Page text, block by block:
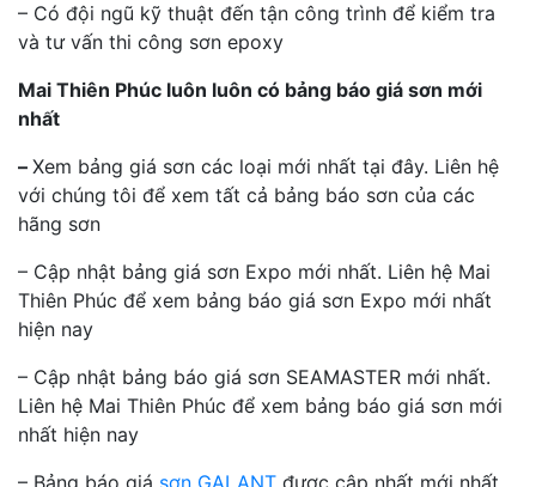
– Có đội ngũ kỹ thuật đến tận công trình để kiểm tra
và tư vấn thi công sơn epoxy
Mai Thiên Phúc luôn luôn có bảng báo giá sơn mới
nhất
– Xem bảng giá sơn các loại mới nhất tại đây. Liên hệ
với chúng tôi để xem tất cả bảng báo sơn của các
hãng sơn
– Cập nhật bảng giá sơn Expo mới nhất. Liên hệ Mai
Thiên Phúc để xem bảng báo giá sơn Expo mới nhất
hiện nay
– Cập nhật bảng báo giá sơn SEAMASTER mới nhất.
Liên hệ Mai Thiên Phúc để xem bảng báo giá sơn mới
nhất hiện nay
– Bảng báo giá sơn GALANT được cập nhất mới nhất